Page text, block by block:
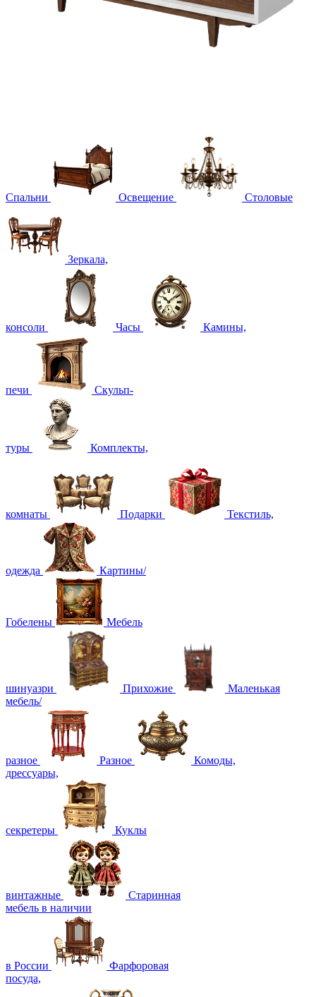
Спальни Освещение Столовые
Зеркала,
консоли Часы Камины,
печи Скульп-
туры Комплекты,
комнаты Подарки Текстиль,
одежда Картины/
Гобелены Мебель
шинуазри Прихожие
Маленькая
мебель/
разное Разное
Комоды,
дрессуары,
секретеры Куклы
винтажные
Старинная
мебель в наличии
в России
Фарфоровая
посуда,